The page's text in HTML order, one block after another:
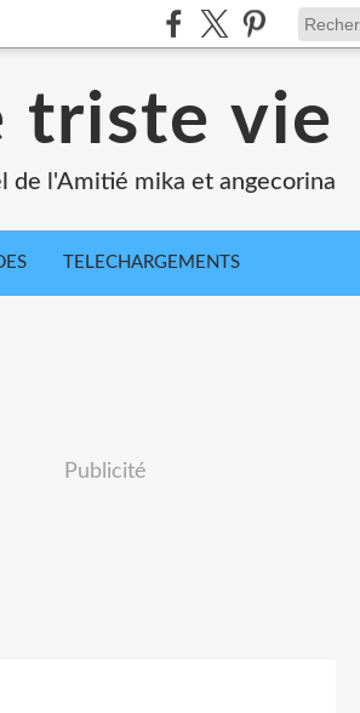
triste vie
de l'Amitié mika et angecorina
TELECHARGEMENTS
Publicité